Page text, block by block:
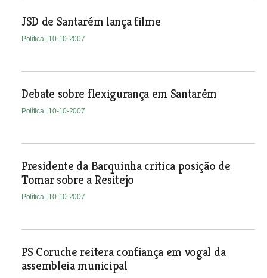
JSD de Santarém lança filme
Política | 10-10-2007
Debate sobre flexigurança em Santarém
Política | 10-10-2007
Presidente da Barquinha critica posição de
Tomar sobre a Resitejo
Política | 10-10-2007
PS Coruche reitera confiança em vogal da
assembleia municipal